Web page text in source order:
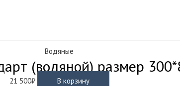
Водяные
(водяной) размер
21 500₽ В корзину